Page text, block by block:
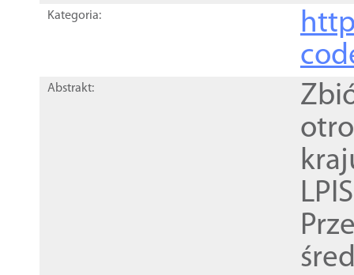
Kategoria:
Abstrakt: